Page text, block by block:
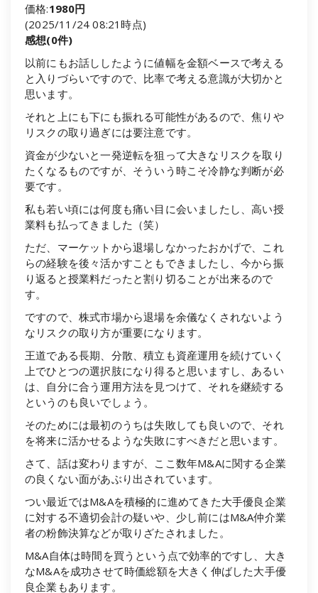
価格:1980円
(2025/11/24 08:21時点)
感想(0件)
以前にもお話ししたように値幅を金額ベースで考える
と入りづらいですので、比率で考える意識が大切かと
思います。
それと上にも下にも振れる可能性があるので、焦りや
リスクの取り過ぎには要注意です。
資金が少ないと一発逆転を狙って大きなリスクを取り
たくなるものですが、そういう時こそ冷静な判断が必
要です。
私も若い頃には何度も痛い目に会いましたし、高い授
業料も払ってきました（笑）
ただ、マーケットから退場しなかったおかげで、これ
らの経験を後々活かすこともできましたし、今から振
り返ると授業料だったと割り切ることが出来るので
す。
ですので、株式市場から退場を余儀なくされないよう
なリスクの取り方が重要になります。
王道である長期、分散、積立も資産運用を続けていく
上でひとつの選択肢になり得ると思いますし、あるい
は、自分に合う運用方法を見つけて、それを継続する
というのも良いでしょう。
そのためには最初のうちは失敗しても良いので、それ
を将来に活かせるような失敗にすべきだと思います。
さて、話は変わりますが、ここ数年M&Aに関する企業
の良くない面があぶり出されています。
つい最近ではM&Aを積極的に進めてきた大手優良企業
に対する不適切会計の疑いや、少し前にはM&A仲介業
者の粉飾決算などが取りざたされました。
M&A自体は時間を買うという点で効率的ですし、大き
なM&Aを成功させて時価総額を大きく伸ばした大手優
良企業もあります。